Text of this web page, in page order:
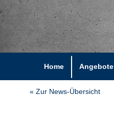
Home Angebote
« Zur News-Übersicht